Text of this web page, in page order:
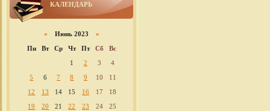
КАЛЕНДАРЬ
« Июнь 2023 »
Пн
Вт Ср Чт Пт Сб
Вс
1
2 3
4
5
6 7 8 9 10
11
12
13 14 15 16 17
18
19
20 21 22 23 24
25